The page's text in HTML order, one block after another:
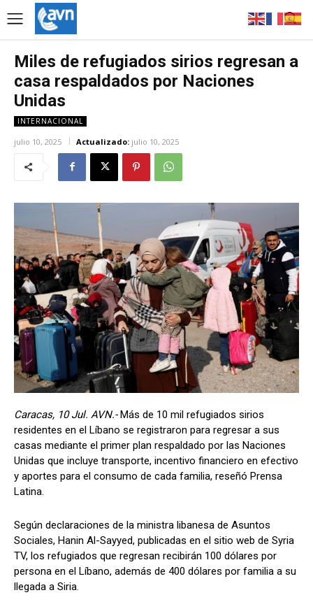
Miles de refugiados sirios regresan a
casa respaldados por Naciones
Unidas
INTERNACIONAL
julio 10, 2025 Actualizado: julio 10, 2025
Caracas, 10 Jul. AVN.-Más de 10 mil refugiados sirios
residentes en el Líbano se registraron para regresar a sus
casas mediante el primer plan respaldado por las Naciones
Unidas que incluye transporte, incentivo financiero en efectivo
y aportes para el consumo de cada familia, reseñó Prensa
Latina.
Según declaraciones de la ministra libanesa de Asuntos
Sociales, Hanin Al-Sayyed, publicadas en el sitio web de Syria
TV, los refugiados que regresan recibirán 100 dólares por
persona en el Líbano, además de 400 dólares por familia a su
llegada a Siria.